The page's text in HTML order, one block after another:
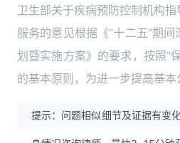
卫生服务的意见
卫生部关于疾病预防控制机构
服务的意见根据《“十二五”期
划暨实施方案》的要求，按照“
的基本原则，为进一步提高基
提示：问题相似细节及证据有变